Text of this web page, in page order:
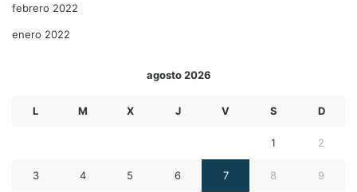
febrero 2022
enero 2022
agosto 2026
L M X J V S D
1 2
3 4 5 6 7 8 9